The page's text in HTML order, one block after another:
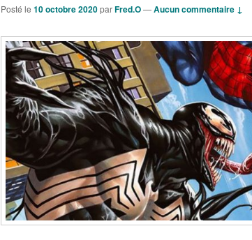
Posté le 10 octobre 2020parFred.O—Aucun commentaire ↓